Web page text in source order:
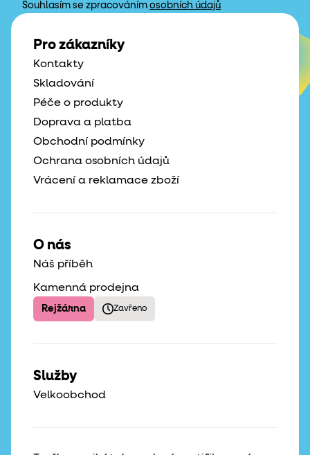
Souhlasím se zpracováním osobních údajů
Pro zákazníky
Kontakty
Skladování
Péče o produkty
Doprava a platba
Obchodní podmínky
Ochrana osobních údajů
Vrácení a reklamace zboží
O nás
Náš příběh
Kamenná prodejna
Rejžárna Zavřeno
Služby
Velkoobchod